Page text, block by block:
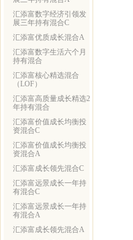
汇添富数字经济引领发
展三年持有混合C
汇添富优质成长混合A
汇添富数字生活六个月
持有混合
汇添富核心精选混合
（LOF）
汇添富高质量成长精选2
年持有混合
汇添富价值成长均衡投
资混合C
汇添富价值成长均衡投
资混合A
汇添富成长领先混合C
汇添富远景成长一年持
有混合C
汇添富远景成长一年持
有混合A
汇添富成长领先混合A